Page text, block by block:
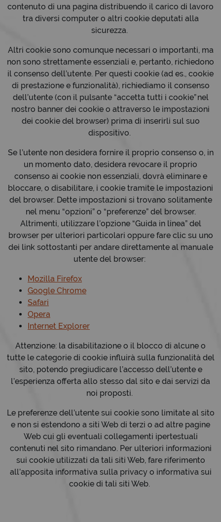
contenuto di una pagina distribuendo il carico di lavoro
tra diversi computer o altri cookie deputati alla
sicurezza.
Altri cookie sono comunque necessari o importanti, ma
non sono strettamente essenziali e, pertanto, richiedono
il consenso dell’utente. Per questi cookie (ad es., cookie
di prestazione e funzionalità), richiediamo il consenso
dell’utente (con il pulsante “accetta tutti i cookie” nel
nostro banner dei cookie o attraverso le impostazioni
dei cookie del browser) prima di inserirli sul suo
dispositivo.
Se l’utente non desidera fornire il proprio consenso o, in
un momento dato, desidera revocare il proprio
consenso ai cookie non essenziali, dovrà eliminare e
bloccare, o disabilitare, i cookie tramite le impostazioni
del browser. Dette impostazioni si trovano solitamente
nel menu “opzioni” o “preferenze” del browser.
Altrimenti, utilizzare l’opzione “Guida in linea” del
browser per ulteriori particolari oppure fare clic su uno
dei link sottostanti per andare direttamente al manuale
utente del browser:
Mozilla Firefox
Google Chrome
Safari
Opera
Internet Explorer
Attenzione: la disabilitazione o il blocco di alcune o
tutte le categorie di cookie influirà sulla funzionalità del
sito, potendo pregiudicare l’accesso dell’utente e
l’esperienza offerta allo stesso dal sito e dai servizi da
noi proposti.
Le preferenze dell’utente sui cookie sono limitate al sito
e non si estendono a siti Web di terzi o ad altre pagine
Web cui gli eventuali collegamenti ipertestuali
contenuti nel sito rimandano. Per ulteriori informazioni
sui cookie utilizzati da tali siti Web, fare riferimento
all’apposita informativa sulla privacy o informativa sui
cookie di tali siti Web.